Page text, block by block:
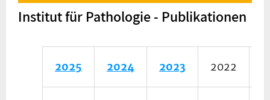
Institut für Pathologie - Publikationen
2025 2024 2023 2022